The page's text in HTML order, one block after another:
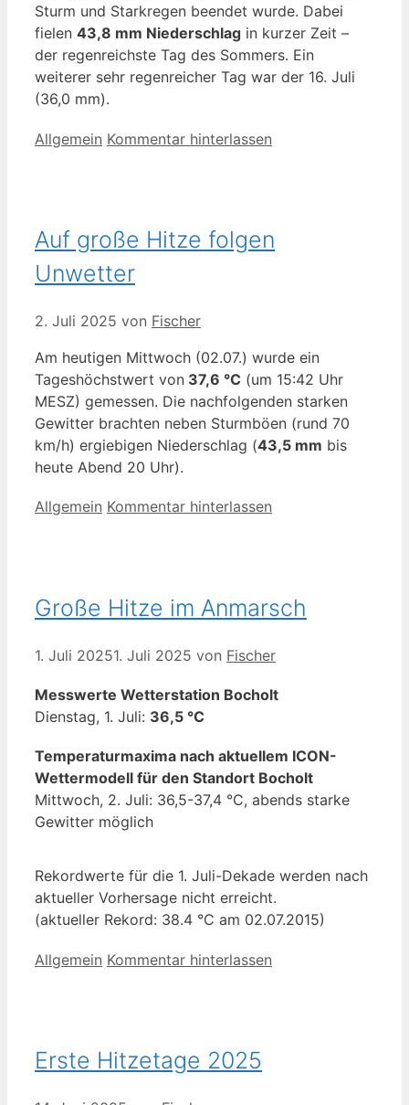
Sturm und Starkregen beendet wurde. Dabei
fielen 43,8 mm Niederschlag in kurzer Zeit –
der regenreichste Tag des Sommers. Ein
weiterer sehr regenreicher Tag war der 16. Juli
(36,0 mm).
Kategorien
Allgemein Kommentar hinterlassen
Auf große Hitze folgen
Unwetter
2. Juli 2025 von Fischer
Am heutigen Mittwoch (02.07.) wurde ein
Tageshöchstwert von 37,6 °C (um 15:42 Uhr
MESZ) gemessen. Die nachfolgenden starken
Gewitter brachten neben Sturmböen (rund 70
km/h) ergiebigen Niederschlag (43,5 mm bis
heute Abend 20 Uhr).
Kategorien
Allgemein Kommentar hinterlassen
Große Hitze im Anmarsch
1. Juli 20251. Juli 2025 von Fischer
Messwerte Wetterstation Bocholt
Dienstag, 1. Juli: 36,5 °C
Temperaturmaxima nach aktuellem ICON-
Wettermodell für den Standort Bocholt
Mittwoch, 2. Juli: 36,5-37,4 °C, abends starke
Gewitter möglich
Rekordwerte für die 1. Juli-Dekade werden nach
aktueller Vorhersage nicht erreicht.
(aktueller Rekord: 38.4 °C am 02.07.2015)
Kategorien
Allgemein Kommentar hinterlassen
Erste Hitzetage 2025